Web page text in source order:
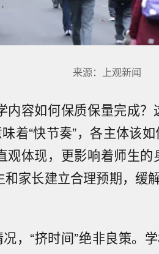
来源：上观新闻
内容如何保质保量完成
着“快节奏”，各主体该
观体现，更影响着师生
家长建立合理预期，缓
，“挤时间”绝非良策。